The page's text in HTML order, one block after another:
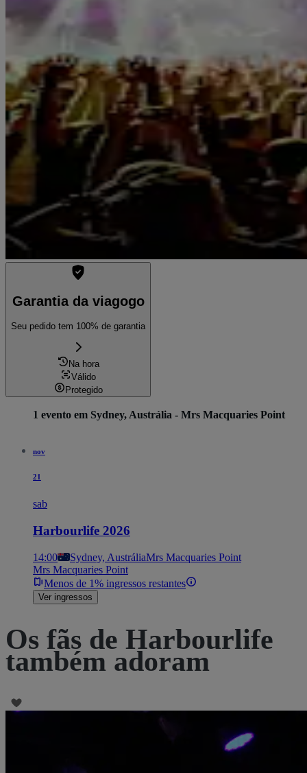
Garantia da viagogo
Seu pedido tem 100% de garantia
Na hora
Válido
Protegido
1 evento em Sydney, Austrália - Mrs Macquaries Point
nov
21
sab
Harbourlife 2026
14:00 Sydney, AustráliaMrs Macquaries Point
Mrs Macquaries Point
Menos de 1% ingressos restantes
Ver ingressos
Os fãs de Harbourlife
também adoram